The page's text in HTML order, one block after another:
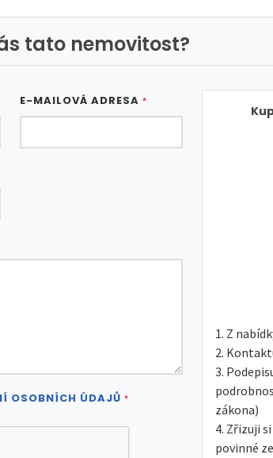
tato nemovitost?
E-MAILOVÁ ADRESA *
OSOBNÍCH ÚDAJŮ *
Z
zákona)
Zřizuji
povinné